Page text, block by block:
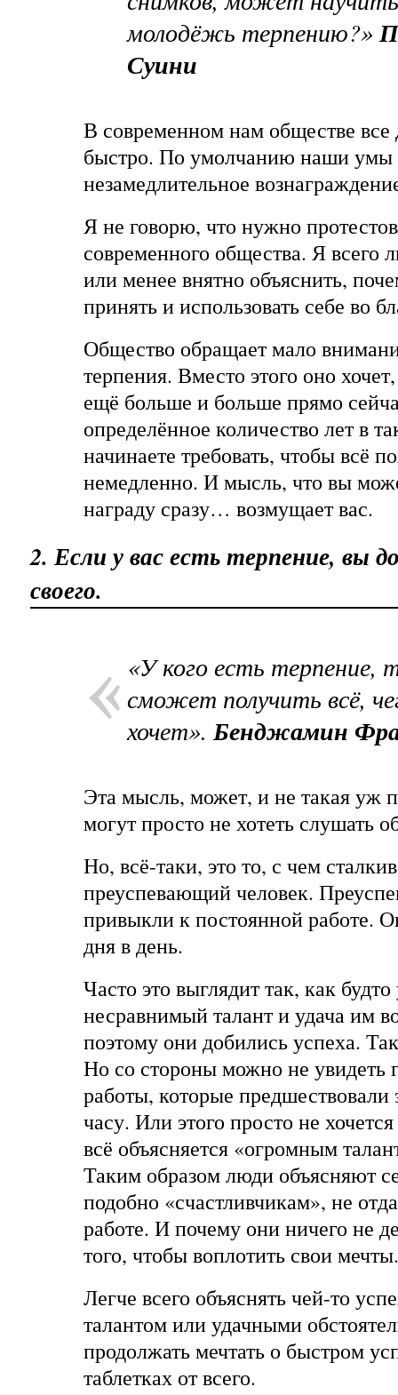
молодёжь терпению?»
Суини
В современном нам обществе все
быстро. По умолчанию наши умы
незамедлительное
Я не говорю, что нужно
современного общества. Я всего
или менее внятно объяснить,
принять и использовать себе во
Общество обращает мало
терпения. Вместо этого оно
ещё больше и больше прямо
определённое количество лет в
начинаете требовать, чтобы всё
немедленно. И мысль, что вы
награду сразу… возмущает вас.
2. Если у вас есть терпение, вы
своего.
«У кого есть терпение,
сможет получить всё,
хочет».Бенджамин
Эта мысль, может, и не такая уж
могут просто не хотеть слушать
Но, всё-таки, это то, с чем
преуспевающий человек.
привыкли к постоянной работе.
дня в день.
Часто это выглядит так, как
несравнимый талант и удача им
поэтому они добились успеха.
Но со стороны можно не увидеть
работы, которые предшествовали
часу. Или этого просто не
всё объясняется «огромным
Таким образом люди объясняют
подобно «счастливчикам», не
работе. И почему они ничего не
того, чтобы воплотить свои мечты.
Легче всего объяснять чей-то
талантом или удачными
продолжать мечтать о быстром
таблетках от всего.